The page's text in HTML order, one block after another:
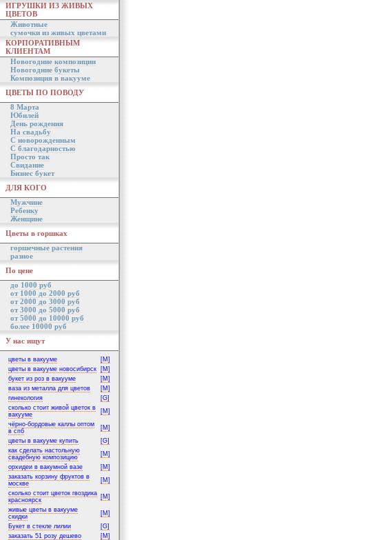
ИГРУШКИ ИЗ ЖИВЫХ
ЦВЕТОВ
Животные
сумочки из живых цветами
КОРПОРАТИВНЫМ
КЛИЕНТАМ
Новогодние композиции
Новогодние букеты
Композиция в вакууме
ЦВЕТЫ ПО ПОВОДУ
8 Марта
Юбилей
День рождения
На свадьбу
С новорожденным
С благодарностью
Просто так
Свидание
Бизнес букет
ДЛЯ КОГО
Мужчине
Ребенку
Женщине
Цветы в горшках
горшечные растения
разное
По цене
до 1000 руб
от 1000 до 2000 руб
от 2000 до 3000 руб
от 3000 до 5000 руб
от 5000 до 10000 руб
более 10000 руб
У нас ищут
цветы в вакууме
[M]
цветы в вакууме новосибирск
[M]
букет из роз в вакууме
[M]
ваза из металла для цветов
[M]
гинекология
[G]
сколько стоит живой цветок в
вакууме
[M]
чёрно-бордовые каллы оптом
в спб
[M]
цветы в вакууме купить
[G]
как сделать настольную
свадебную композицию
[M]
орхидеи в вакумной вазе
[M]
заказать корзину фруктов в
москве
[M]
сколько стоит цветок гвоздика
красноярск
[M]
живые цветы в вакууме
скидки
[M]
Букет в стекле лилии
[G]
заказать 51 розу дешево
[M]